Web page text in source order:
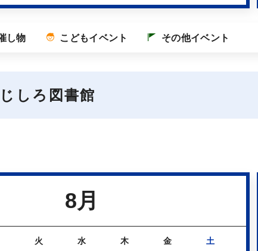
し物 こどもイベント その他イベント
しろ図書館
8月
火 水 木 金 土